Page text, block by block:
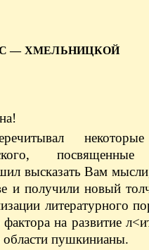
— ХМЕЛЬНИЦКОЙ
некоторые
высказать Вам
и получили новый
литературного
на развитие
пушкинианы.